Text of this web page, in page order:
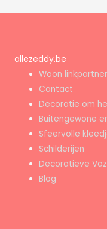
allezeddy.be
Woon
Contact
Decoratie om
Buitengewone
Sfeervolle
Schilderijen
Decoratieve
Blog